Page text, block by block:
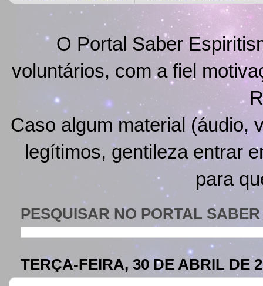
O Portal Saber
voluntários, com a fiel
Caso algum material (áudio,
legítimos, gentileza entrar
para
PESQUISAR NO PORTAL
TERÇA-FEIRA, 30 DE ABRIL DE